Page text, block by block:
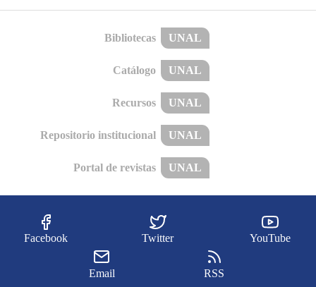
Bibliotecas UNAL
Catálogo UNAL
Recursos UNAL
Repositorio institucional UNAL
Portal de revistas UNAL
Facebook Twitter YouTube
Email RSS